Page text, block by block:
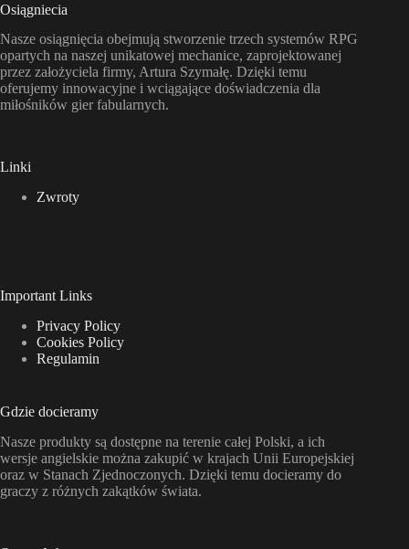
Osiągniecia
Nasze osiągnięcia obejmują stworzenie trzech systemów RPG
opartych na naszej unikatowej mechanice, zaprojektowanej
przez założyciela firmy, Artura Szymałę. Dzięki temu
oferujemy innowacyjne i wciągające doświadczenia dla
miłośników gier fabularnych.
Linki
Zwroty
Important Links
Privacy Policy
Cookies Policy
Regulamin
Gdzie docieramy
Nasze produkty są dostępne na terenie całej Polski, a ich
wersje angielskie można zakupić w krajach Unii Europejskiej
oraz w Stanach Zjednoczonych. Dzięki temu docieramy do
graczy z różnych zakątków świata.